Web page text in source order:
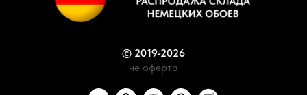
© 2019-2026
не оферта